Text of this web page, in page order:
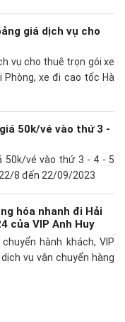
giá dịch vụ cho
vụ cho thuê trọn gói xe
Phòng, xe đi cao tốc Hà
50k/vé vào thứ 3 -
50k/vé vào thứ 3 - 4 - 5
8 đến 22/09/2023
hóa nhanh đi Hải
của VIP Anh Huy
hành khách, VIP
vụ vận chuyển hàng